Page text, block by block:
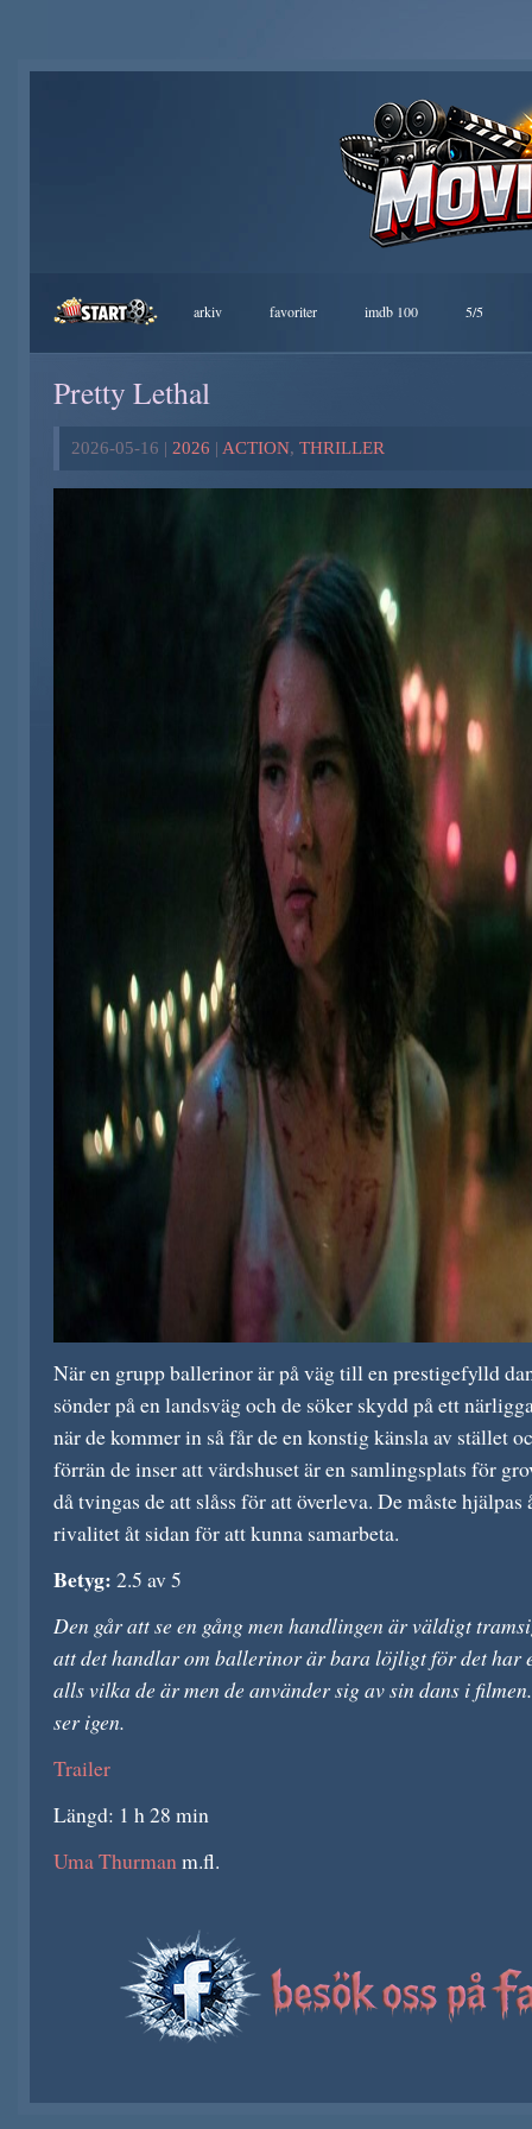
arkiv favoriter imdb 100 5/5
Pretty Lethal
2026-05-16 | 2026 | ACTION, THRILLER
När en grupp ballerinor är på väg till en prestigefylld
sönder på en landsväg och de söker skydd på ett
när de kommer in så får de en konstig känsla av stället
förrän de inser att värdshuset är en samlingsplats för
då tvingas de att slåss för att överleva. De måste
rivalitet åt sidan för att kunna samarbeta.
Betyg: 2.5 av 5
Den går att se en gång men handlingen är väldigt
att det handlar om ballerinor är bara löjligt för det har
alls vilka de är men de använder sig av sin dans i
ser igen.
Trailer
Längd: 1 h 28 min
Uma Thurmanm.fl.